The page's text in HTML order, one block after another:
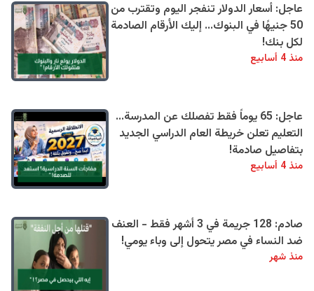
عاجل: أسعار الدولار تنفجر اليوم وتقترب من
50 جنيهًا في البنوك... إليك الأرقام الصادمة
لكل بنك!
منذ 4 أسابيع
عاجل: 65 يوماً فقط تفصلك عن المدرسة...
التعليم تعلن خريطة العام الدراسي الجديد
بتفاصيل صادمة!
منذ 4 أسابيع
صادم: 128 جريمة في 3 أشهر فقط - العنف
ضد النساء في مصر يتحول إلى وباء يومي!
منذ شهر